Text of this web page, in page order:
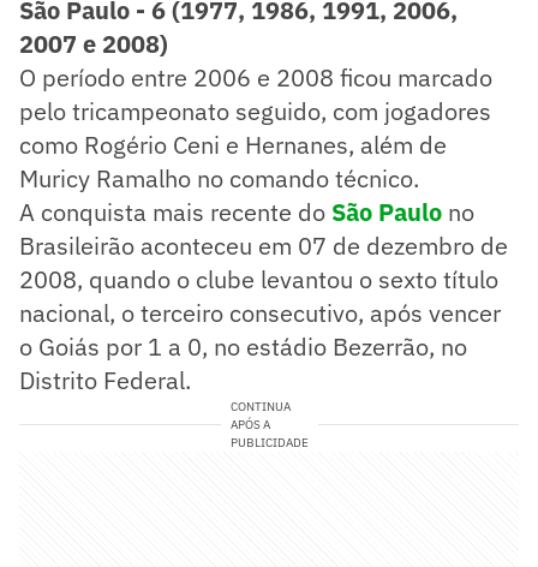
São Paulo - 6 (1977, 1986, 1991, 2006,
2007 e 2008)
O período entre 2006 e 2008 ficou marcado
pelo tricampeonato seguido, com jogadores
como Rogério Ceni e Hernanes, além de
Muricy Ramalho no comando técnico.
A conquista mais recente do São Paulo no
Brasileirão aconteceu em 07 de dezembro de
2008, quando o clube levantou o sexto título
nacional, o terceiro consecutivo, após vencer
o Goiás por 1 a 0, no estádio Bezerrão, no
Distrito Federal.
CONTINUA
APÓS A
PUBLICIDADE